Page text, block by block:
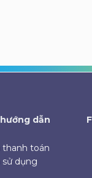
dẫn
thanh toán
dụng